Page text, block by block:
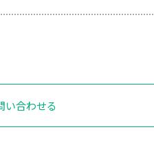
い合わせる